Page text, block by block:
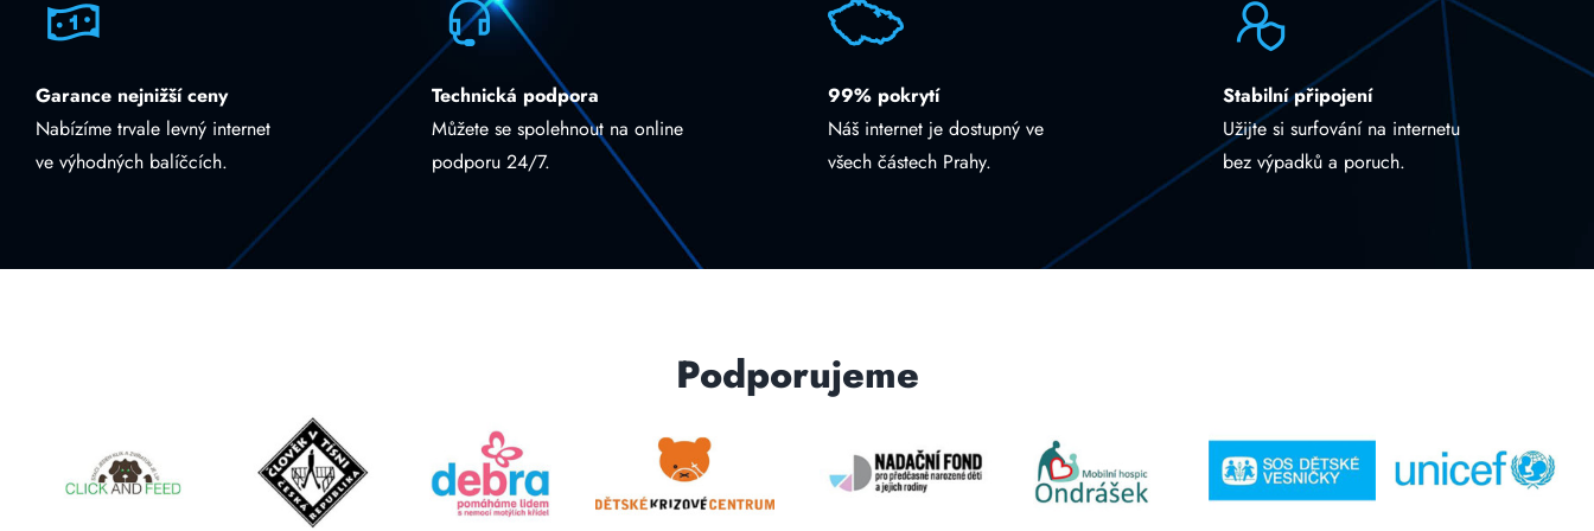
Garance nejnižší ceny
Nabízíme trvale levný internet
ve výhodných balíčcích.
Technická podpora
Můžete se spolehnout na online
podporu 24/7.
99% pokrytí
Náš internet je dostupný ve
všech částech Prahy.
Stabilní připojení
Užijte si surfování na internetu
bez výpadků a poruch.
Podporujeme